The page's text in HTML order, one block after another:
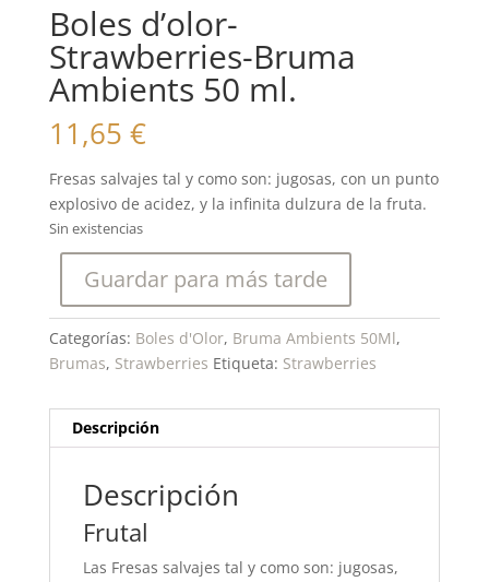
Boles d’olor-
Strawberries-Bruma
Ambients 50 ml.
11,65 €
Fresas salvajes tal y como son: jugosas, con un punto
explosivo de acidez, y la infinita dulzura de la fruta.
Sin existencias
Guardar para más tarde
Categorías: Boles d'Olor, Bruma Ambients 50Ml,
Brumas, Strawberries Etiqueta: Strawberries
Descripción
Descripción
Frutal
Las Fresas salvajes tal y como son: jugosas,